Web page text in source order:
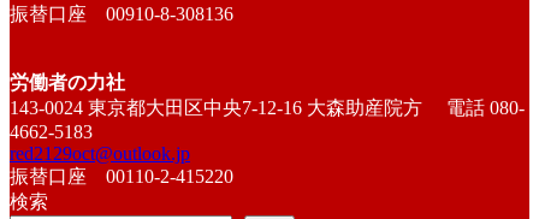
振替口座 00910-8-308136
労働者の力社
143-0024 東京都大田区中央7-12-16 大森助産院方 電話 080-
4662-5183
red2129oct@outlook.jp
振替口座 00110-2-415220
検索